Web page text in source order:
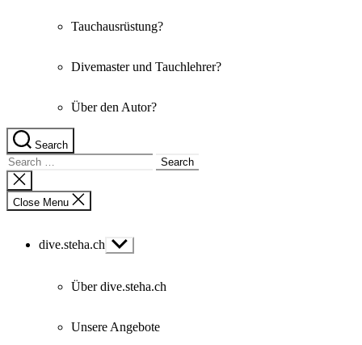
Tauchausrüstung?
Divemaster und Tauchlehrer?
Über den Autor?
Search
Search
for:
Close
search
Close Menu
dive.steha.ch Show
sub
Über dive.steha.ch
Unsere Angebote